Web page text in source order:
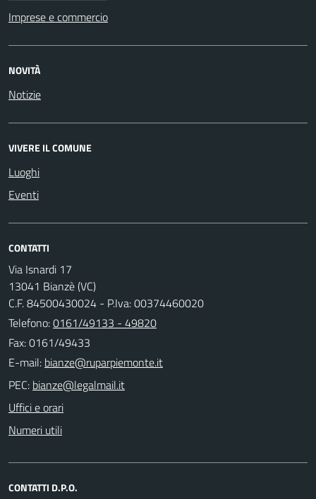
Imprese e commercio
NOVITÀ
Notizie
VIVERE IL COMUNE
Luoghi
Eventi
CONTATTI
Via Isnardi 17
13041 Bianzè (VC)
C.F. 84500430024 - P.Iva: 00374460020
Telefono:0161/49133 - 49820
Fax: 0161/49433
E-mail:
PEC:
Uffici e orari
Numeri utili
CONTATTI D.P.O.